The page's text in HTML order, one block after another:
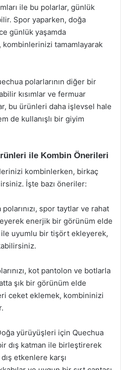
ile bu polarlar, günlük
Spor yaparken, doğa
günlük yaşamda
tamamlayarak
polarlarının diğer bir
kısımlar ve fermuar
bu ürünleri daha işlevsel hale
de kullanışlı bir giyim
ile Kombin Önerileri
kombinlerken, birkaç
İşte bazı öneriler:
spor taytlar ve rahat
enerjik bir görünüm elde
uyumlu bir tişört ekleyerek,
kot pantolon ve botlarla
şık bir görünüm elde
ceket eklemek, kombininizi
yürüyüşleri için Quechua
dış katman ile birleştirerek
etkenlere karşı